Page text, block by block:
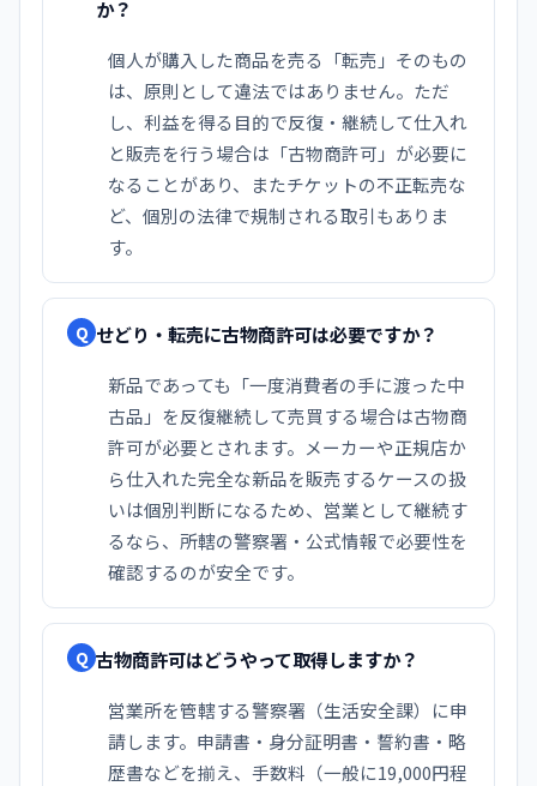
か？
個人が購入した商品を売る「転売」そのもの
は、原則として違法ではありません。ただ
し、利益を得る目的で反復・継続して仕入れ
と販売を行う場合は「古物商許可」が必要に
なることがあり、またチケットの不正転売な
ど、個別の法律で規制される取引もありま
す。
Q せどり・転売に古物商許可は必要ですか？
新品であっても「一度消費者の手に渡った中
古品」を反復継続して売買する場合は古物商
許可が必要とされます。メーカーや正規店か
ら仕入れた完全な新品を販売するケースの扱
いは個別判断になるため、営業として継続す
るなら、所轄の警察署・公式情報で必要性を
確認するのが安全です。
Q 古物商許可はどうやって取得しますか？
営業所を管轄する警察署（生活安全課）に申
請します。申請書・身分証明書・誓約書・略
歴書などを揃え、手数料（一般に19,000円程